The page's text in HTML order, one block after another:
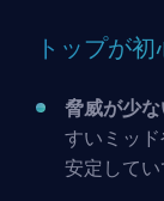
トップが
脅威が少
すいミッ
安定してい